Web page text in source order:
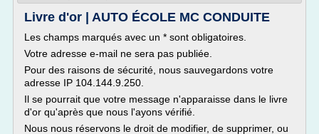
Livre d'or | AUTO ÉCOLE MC CONDUITE
Les champs marqués avec un * sont obligatoires.
Votre adresse e-mail ne sera pas publiée.
Pour des raisons de sécurité, nous sauvegardons votre
adresse IP 104.144.9.250.
Il se pourrait que votre message n'apparaisse dans le livre
d'or qu'après que nous l'ayons vérifié.
Nous nous réservons le droit de modifier, de supprimer, ou